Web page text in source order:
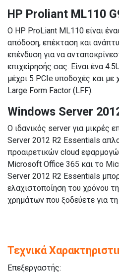
HP Proliant ML110
Ο HP ProLiant ML110 είναι
απόδοση, επέκταση και
επένδυση για να
επιχείρησής σας. Είναι ένα
μέχρι 5 PCIe υποδοχές και με
Large Form Factor (LFF).
Windows Server
Ο ιδανικός server για μικρές
Server 2012 R2 Essentials
προαιρετικών cloud
Microsoft Office 365 και το
Server 2012 R2 Essentials
ελαχιστοποίηση του χρόνου
χρημάτων που ξοδεύετε για
Τεχνικά
Επεξεργαστής: